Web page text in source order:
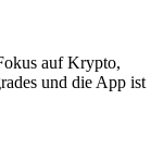
auf Krypto,
und die App ist